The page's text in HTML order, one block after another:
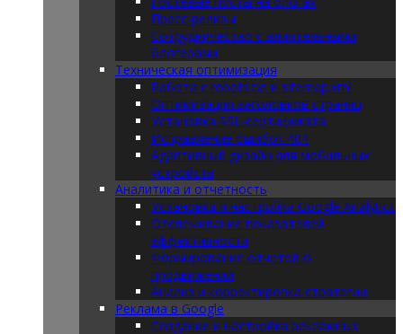
Пресс-релизы
Сотрудничество с влиятельными
блогерами
Техническая оптимизация
Работа с robots.txt и sitemap.xml
Оптимизация заголовков страниц
Установка SSL-сертификата
Исправление ошибок 404
Адаптивный дизайн для мобильных
устройств
Аналитика и отчетность
Установка и настройка Google Analytics
Отслеживание показателей
эффективности
Формирование отчетов о
продвижении
Анализ и корректировка стратегии
Реклама в Google
Создание и настройка рекламных